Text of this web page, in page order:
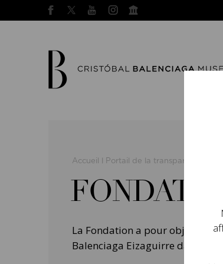
Accueil Portail de la transparence
La Fondation a pour objet de
Balenciaga Eizaguirre dans le